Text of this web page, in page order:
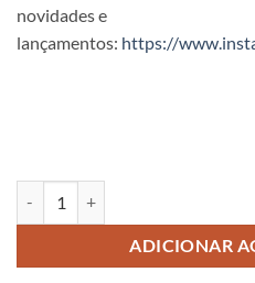
novidades e
lançamentos: https://
ADICIONAR